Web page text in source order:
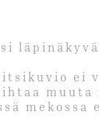
ei
muuta
mekossa